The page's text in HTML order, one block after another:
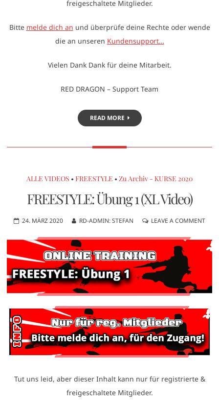
freigeschaltete Mitglieder.
Bitte melde dich an und überprüfe deine Rechte oder wende
die an unseren Kundensupport…
Vielen Dank Dank für deine Mitarbeit.
RED DRAGON – Support Team
READ MORE
ALLE VIDEOS • FREESTYLE • Zu Archiv - KURSE 2020
FREESTYLE: Übung 1 (XL Video)
24. MÄRZ 2020 RD-ADMIN: STEFAN LEAVE A COMMENT
Tut uns leid, aber dieser Inhalt kann nur für registrierte &
freigeschaltete Mitglieder.